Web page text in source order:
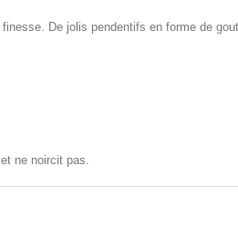
De jolis pendentifs en forme de
ne noircit pas.